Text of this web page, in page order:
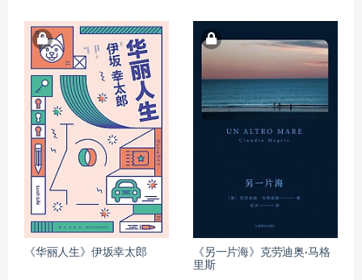
《华丽人生》伊坂幸太郎
《另一片海》克劳迪奥·马格
里斯